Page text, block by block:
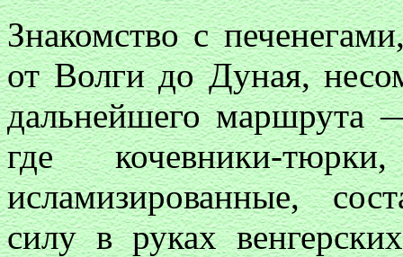
Знакомство с
от Волги до Дуная,
дальнейшего
где кочевники-
исламизированные,
силу в руках